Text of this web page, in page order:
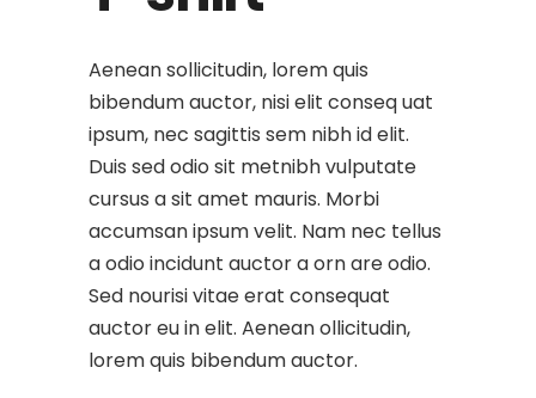
Aenean sollicitudin, lorem quis
bibendum auctor, nisi elit conseq uat
ipsum, nec sagittis sem nibh id elit.
Duis sed odio sit metnibh vulputate
cursus a sit amet mauris. Morbi
accumsan ipsum velit. Nam nec tellus
a odio incidunt auctor a orn are odio.
Sed nourisi vitae erat consequat
auctor eu in elit. Aenean ollicitudin,
lorem quis bibendum auctor.